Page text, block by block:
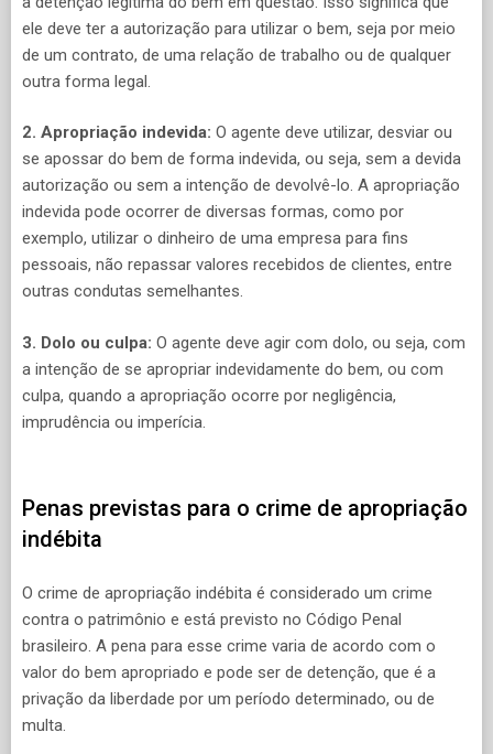
ele deve ter a autorização para utilizar o bem, seja por meio
de um contrato, de uma relação de trabalho ou de qualquer
outra forma legal.
2. Apropriação indevida: O agente deve utilizar, desviar ou
se apossar do bem de forma indevida, ou seja, sem a devida
autorização ou sem a intenção de devolvê-lo. A apropriação
indevida pode ocorrer de diversas formas, como por
exemplo, utilizar o dinheiro de uma empresa para fins
pessoais, não repassar valores recebidos de clientes, entre
outras condutas semelhantes.
3. Dolo ou culpa: O agente deve agir com dolo, ou seja, com
a intenção de se apropriar indevidamente do bem, ou com
culpa, quando a apropriação ocorre por negligência,
imprudência ou imperícia.
Penas previstas para o crime de apropriação
indébita
O crime de apropriação indébita é considerado um crime
contra o patrimônio e está previsto no Código Penal
brasileiro. A pena para esse crime varia de acordo com o
valor do bem apropriado e pode ser de detenção, que é a
privação da liberdade por um período determinado, ou de
multa.